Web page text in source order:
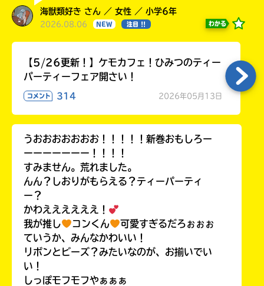
海獣類好き さん ／ 女性 ／ 小学6年
2026.08.06 NEW 注目 !! わかる
【5/26更新！】ケモカフェ！ひみつのティー
パーティーフェア開さい！
コメント 314 2026年05月13日
うおおおおおおお！！！！！新巻おもしろー
ーーーーーーー！！！！
すみません。荒れました。
んん？しおりがもらえる？ティーパーティ
ー？
かわええええええ！
我が推し
コンくん
可愛すぎるだろぉぉぉ
ていうか、みんなかわいい！
リボンとビーズ？みたいなのが、お揃いでい
い！
しっぽモフモフやぁぁぁ